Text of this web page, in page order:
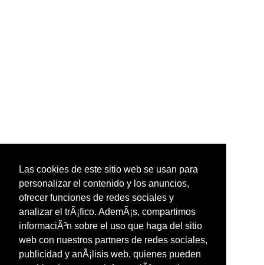
Las cookies de este sitio web se usan para
personalizar el contenido y los anuncios,
ofrecer funciones de redes sociales y
analizar el trÃ¡fico. AdemÃ¡s, compartimos
informaciÃ³n sobre el uso que haga del sitio
web con nuestros partners de redes sociales,
publicidad y anÃ¡lisis web, quienes pueden